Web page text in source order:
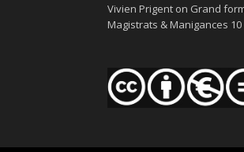
Vivien Prigent on Grand
Magistrats & Manigances 10